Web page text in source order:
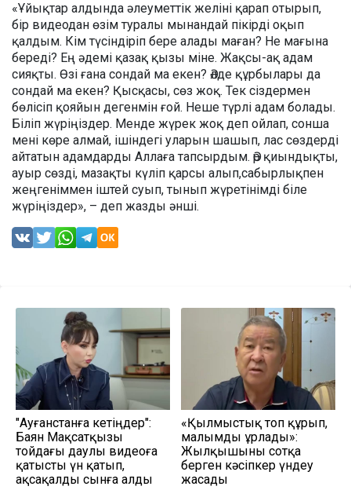
«Ұйықтар алдында әлеуметтік желіні қарап отырып,
бір видеодан өзім туралы мынандай пікірді оқып
қалдым. Кім түсіндіріп бере алады маған? Не мағына
береді? Ең әдемі қазақ қызы міне. Жақсы-ақ адам
сияқты. Өзі ғана сондай ма екен? Әлде құрбылары да
сондай ма екен? Қысқасы, сөз жоқ. Тек сіздермен
бөлісіп қояйын дегенмін ғой. Неше түрлі адам болады.
Біліп жүріңіздер. Менде жүрек жоқ деп ойлап, сонша
мені көре алмай, ішіндегі уларын шашып, лас сөздерді
айтатын адамдарды Аллаға тапсырдым. Әр қиындықты,
ауыр сөзді, мазақты күліп қарсы алып,сабырлықпен
жеңгеніммен іштей суып, тынып жүретінімді біле
жүріңіздер», – деп жазды әнші.
"Ауғанстанға кетіңдер":
Баян Мақсатқызы
тойдағы даулы видеоға
қатысты үн қатып,
ақсақалды сынға алды
«Қылмыстық топ құрып,
малымды ұрлады»:
Жылқышыны сотқа
берген кәсіпкер үндеу
жасады